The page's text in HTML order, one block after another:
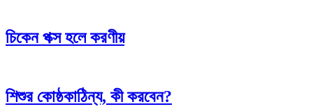
চিকেন পক্স হলে করণীয়
শিশুর কোষ্ঠকাঠিন্য, কী করবেন?